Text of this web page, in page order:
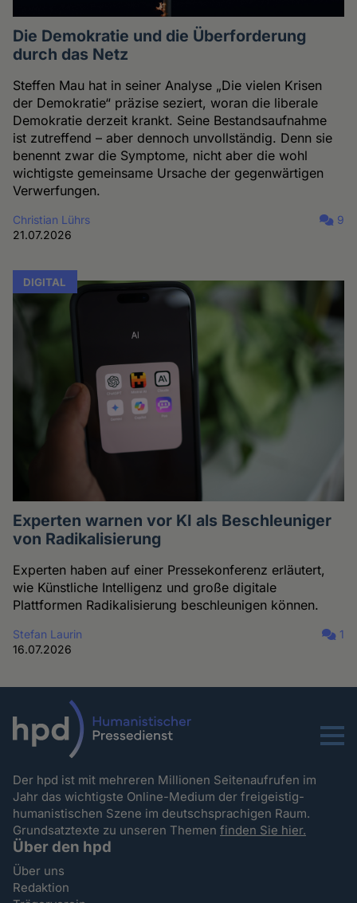
Die Demokratie und die Überforderung
durch das Netz
Steffen Mau hat in seiner Analyse „Die vielen Krisen
der Demokratie“ präzise seziert, woran die liberale
Demokratie derzeit krankt. Seine Bestandsaufnahme
ist zutreffend – aber dennoch unvollständig. Denn sie
benennt zwar die Symptome, nicht aber die wohl
wichtigste gemeinsame Ursache der gegenwärtigen
Verwerfungen.
Christian Lührs
21.07.2026
9
DIGITAL
Experten warnen vor KI als Beschleuniger
von Radikalisierung
Experten haben auf einer Pressekonferenz erläutert,
wie Künstliche Intelligenz und große digitale
Plattformen Radikalisierung beschleunigen können.
Stefan Laurin
16.07.2026
1
Menu
Der hpd ist mit mehreren Millionen Seitenaufrufen im
Jahr das wichtigste Online-Medium der freigeistig-
humanistischen Szene im deutschsprachigen Raum.
Grundsatztexte zu unseren Themenfinden Sie hier.
Über den hpd
Über uns
Redaktion